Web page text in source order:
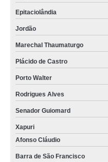
Epitaciolândia
Jordão
Marechal Thaumaturgo
Plácido de Castro
Porto Walter
Rodrigues Alves
Senador Guiomard
Xapuri
Afonso Cláudio
Barra de São Francisco